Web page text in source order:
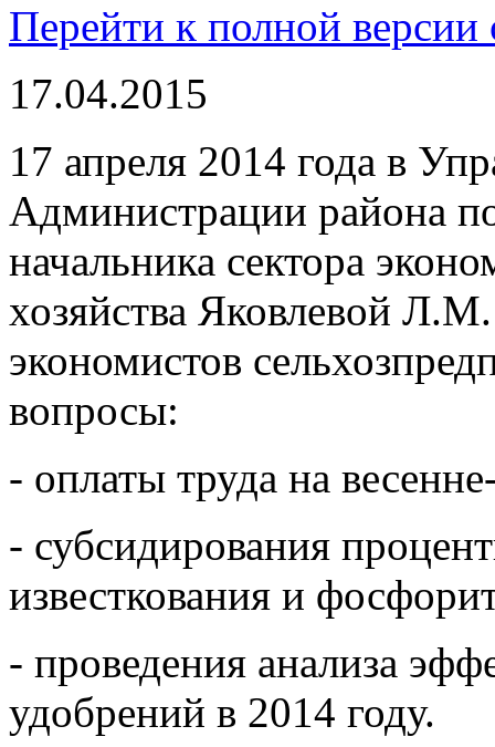
Перейти к полной версии
17.04.2015
17 апреля 2014 года в
Администрации района
начальника сектора
хозяйства Яковлевой
экономистов
вопросы:
- оплаты труда на
- субсидирования
известкования и
- проведения анализа
удобрений в 2014 году.